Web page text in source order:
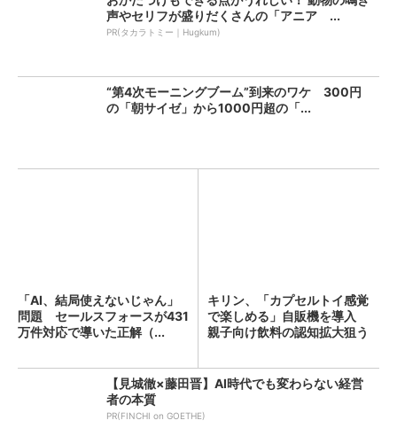
声やセリフが盛りだくさんの「アニア ...
PR(タカラトミー｜Hugkum)
“第4次モーニングブーム”到来のワケ 300円
の「朝サイゼ」から1000円超の「...
「AI、結局使えないじゃん」
問題 セールスフォースが431
万件対応で導いた正解（...
キリン、「カプセルトイ感覚
で楽しめる」自販機を導入
親子向け飲料の認知拡大狙う
【見城徹×藤田晋】AI時代でも変わらない経営
者の本質
PR(FINCHI on GOETHE)